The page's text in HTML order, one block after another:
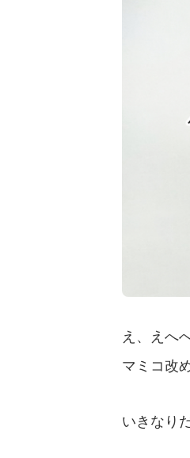
え、えへ
マミコ改
いきなり